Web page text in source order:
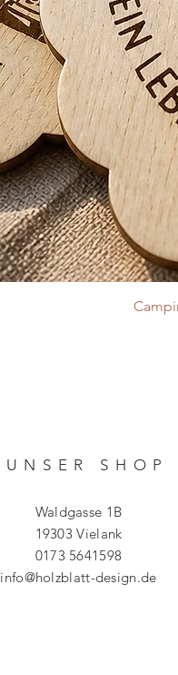
UNSER SHO P
Waldgasse 1B
19303 Vielank
0173 5641598
info@holzblatt-design.de